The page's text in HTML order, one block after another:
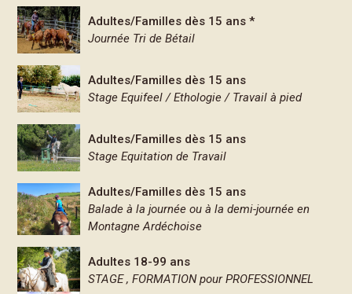
Adultes/Familles dès 15 ans *
Journée Tri de Bétail
Adultes/Familles dès 15 ans
Stage Equifeel / Ethologie / Travail à pied
Adultes/Familles dès 15 ans
Stage Equitation de Travail
Adultes/Familles dès 15 ans
Balade à la journée ou à la demi-journée en
Montagne Ardéchoise
Adultes 18-99 ans
STAGE , FORMATION pour PROFESSIONNEL